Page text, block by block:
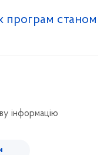
програм станом
інформацію